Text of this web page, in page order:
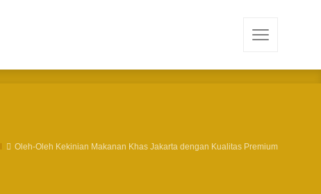
Oleh-Oleh Kekinian Makanan Khas Jakarta dengan Kualitas Premium